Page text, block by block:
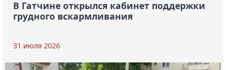
В Гатчине открылся кабинет поддержки
грудного вскармливания
31 июля 2026